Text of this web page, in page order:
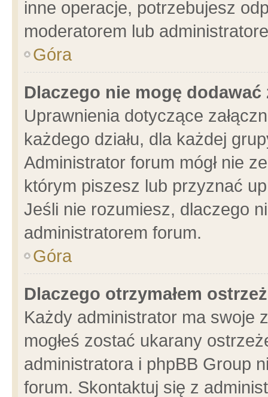
inne operacje, potrzebujesz
moderatorem lub
Góra
Dlaczego nie mogę dodawać
Uprawnienia dotyczące
każdego działu, dla każdej
Administrator forum mógł nie
którym piszesz lub przyznać
Jeśli nie rozumiesz, dlaczego
administratorem forum.
Góra
Dlaczego otrzymałem
Każdy administrator ma swoje
mogłeś zostać ukarany
administratora i phpBB Group
forum. Skontaktuj się z